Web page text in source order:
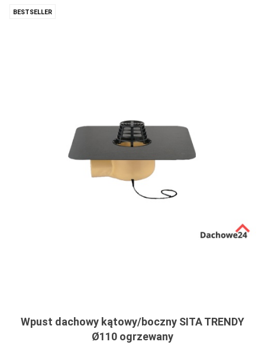
BESTSELLER
Wpust dachowy kątowy/boczny SITA TRENDY
Ø110 ogrzewany